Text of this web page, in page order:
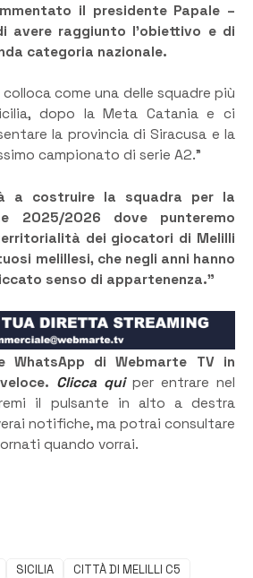
il presidente Papale –
avere raggiunto l’obiettivo e di
categoria nazionale.
come una delle squadre più
dopo la Meta Catania e ci
la provincia di Siracusa e la
campionato di serie A2.”
a costruire la squadra per la
2025/2026 dove punteremo
dei giocatori di Melilli
melillesi, che negli anni hanno
senso di appartenenza.”
WhatsApp di Webmarte TV in
Clicca quiper entrare nel
il pulsante in alto a destra
notifiche, ma potrai consultare
quando vorrai.
SICILIA
CITTÀ DI MELILLI C5